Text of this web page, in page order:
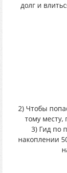
долг и
2) Чтобы
тому месту,
3) Гид по
накоплении